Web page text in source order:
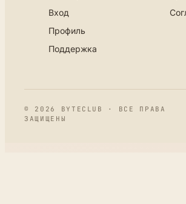
Вход
Профиль
Поддержка
© 2026 BYTECLUB · ВСЕ ПРАВА
ЗАЩИЩЕНЫ